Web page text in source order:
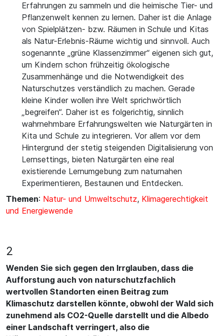
Erfahrungen zu sammeln und die heimische Tier- und
Pflanzenwelt kennen zu lernen. Daher ist die Anlage
von Spielplätzen- bzw. Räumen in Schule und Kitas
als Natur-Erlebnis-Räume wichtig und sinnvoll. Auch
sogenannte „grüne Klassenzimmer“ eigenen sich gut,
um Kindern schon frühzeitig ökologische
Zusammenhänge und die Notwendigkeit des
Naturschutzes verständlich zu machen. Gerade
kleine Kinder wollen ihre Welt sprichwörtlich
„begreifen“. Daher ist es folgerichtig, sinnlich
wahrnehmbare Erfahrungswelten wie Naturgärten in
Kita und Schule zu integrieren. Vor allem vor dem
Hintergrund der stetig steigenden Digitalisierung von
Lernsettings, bieten Naturgärten eine real
existierende Lernumgebung zum naturnahen
Experimentieren, Bestaunen und Entdecken.
Themen: Natur- und Umweltschutz, Klimagerechtigkeit
und Energiewende
2
Wenden Sie sich gegen den Irrglauben, dass die
Aufforstung auch von naturschutzfachlich
wertvollen Standorten einen Beitrag zum
Klimaschutz darstellen könnte, obwohl der Wald sich
zunehmend als CO2-Quelle darstellt und die Albedo
einer Landschaft verringert, also die